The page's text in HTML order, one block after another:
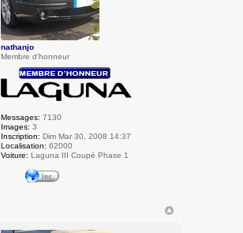
nathanjo
Membre d'honneur
Messages: 7130
Images: 3
Inscription: Dim Mar 30, 2008 14:37
Localisation: 62000
Voiture: Laguna III Coupé Phase 1